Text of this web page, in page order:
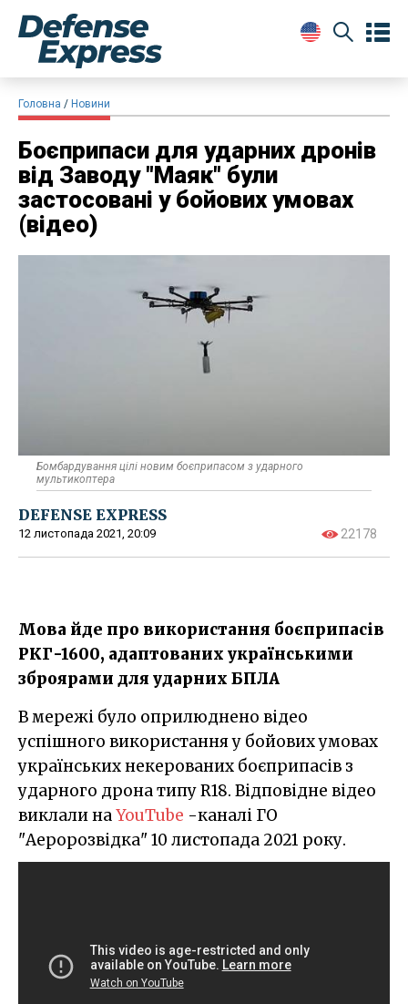
Головна Новини
Боєприпаси для ударних дронів
від Заводу "Маяк" були
застосовані у бойових умовах
(відео)
Бомбардування цілі новим боєприпасом з ударного
мультикоптера
DEFENSE EXPRESS
12 листопада 2021, 20:09 22178
Мова йде про використання боєприпасів
РКГ-1600, адаптованих українськими
зброярами для ударних БПЛА
В мережі було оприлюднено відео
успішного використання у бойових умовах
українських некерованих боєприпасів з
ударного дрона типу R18. Відповідне відео
виклали наYouTube -каналі ГО
"Аеророзвідка" 10 листопада 2021 року.